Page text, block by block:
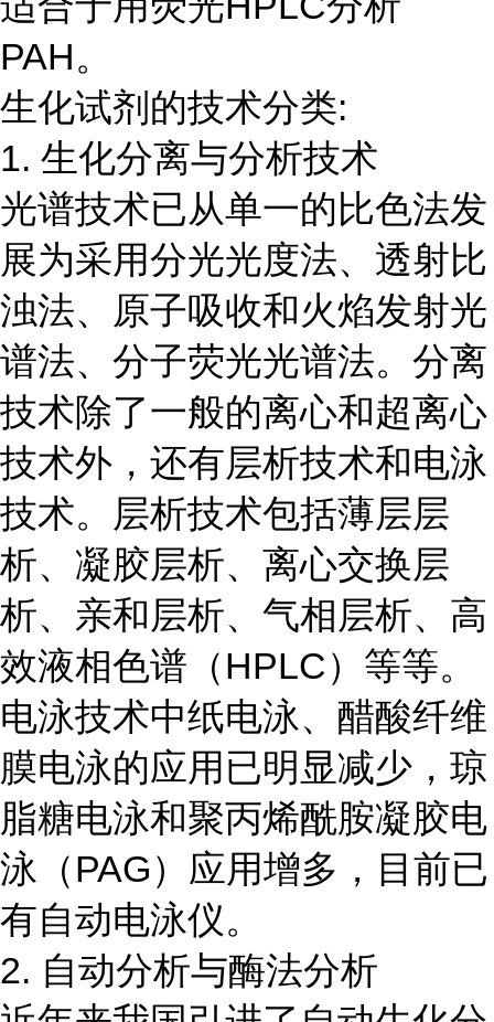
PAH。
生化试剂的技术分类:
1. 生化分离与分析技术
光谱技术已从单一的比色法发
展为采用分光光度法、透射比
浊法、原子吸收和火焰发射光
谱法、分子荧光光谱法。分离
技术除了一般的离心和超离心
技术外，还有层析技术和电泳
技术。层析技术包括薄层层
析、凝胶层析、离心交换层
析、亲和层析、气相层析、高
效液相色谱（HPLC）等等。
电泳技术中纸电泳、醋酸纤维
膜电泳的应用已明显减少，琼
脂糖电泳和聚丙烯酰胺凝胶电
泳（PAG）应用增多，目前已
有自动电泳仪。
2. 自动分析与酶法分析